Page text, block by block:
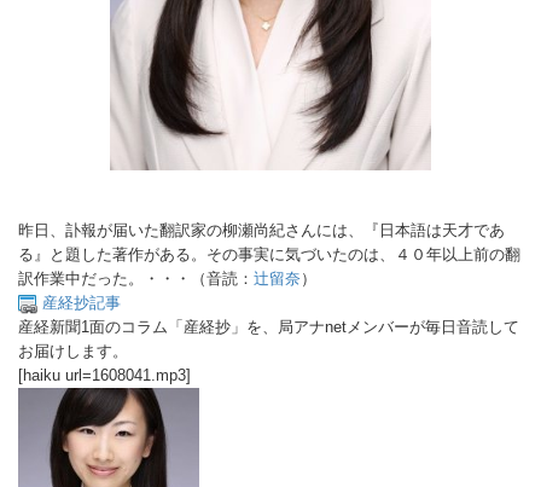
昨日、訃報が届いた翻訳家の柳瀬尚紀さんには、『日本語は天才であ
る』と題した著作がある。その事実に気づいたのは、４０年以上前の翻
訳作業中だった。・・・（音読： 辻留奈）
産経抄記事
産経新聞1面のコラム「産経抄」を、局アナnetメンバーが毎日音読して
お届けします。
[haiku url=1608041.mp3]